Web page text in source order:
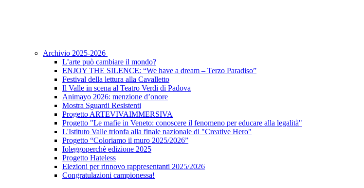
Archivio 2025-2026
L’arte può cambiare il mondo?
ENJOY THE SILENCE: “We have a dream – Terzo Paradiso”
Festival della lettura alla Cavalletto
Il Valle in scena al Teatro Verdi di Padova
Animayo 2026: menzione d’onore
Mostra Sguardi Resistenti
Progetto ARTEVIVAIMMERSIVA
Progetto "Le mafie in Veneto: conoscere il fenomeno per educare alla legalità"
L'Istituto Valle trionfa alla finale nazionale di "Creative Hero"
Progetto “Coloriamo il muro 2025/2026”
Ioleggoperchè edizione 2025
Progetto Hateless
Elezioni per rinnovo rappresentanti 2025/2026
Congratulazioni campionessa!